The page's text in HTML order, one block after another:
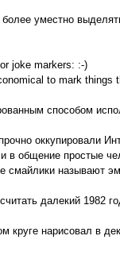
уместно
joke markers: :-)
to mark
способом
оккупировали
в общение простые
смайлики называют
далекий 1982
круге нарисовал в